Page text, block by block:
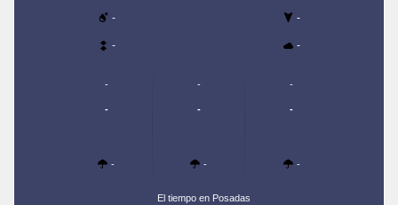
- -
- -
-
-
-
-
-
-
-
-
-
El tiempo en Posadas